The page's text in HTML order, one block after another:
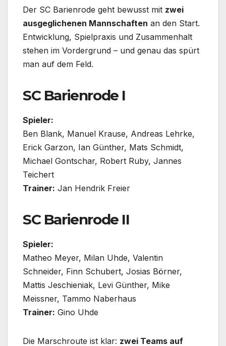
Der SC Barienrode geht bewusst mit zwei
ausgeglichenen Mannschaften an den Start.
Entwicklung, Spielpraxis und Zusammenhalt
stehen im Vordergrund – und genau das spürt
man auf dem Feld.
SC Barienrode I
Spieler:
Ben Blank, Manuel Krause, Andreas Lehrke,
Erick Garzon, Ian Günther, Mats Schmidt,
Michael Gontschar, Robert Ruby, Jannes
Teichert
Trainer: Jan Hendrik Freier
SC Barienrode II
Spieler:
Matheo Meyer, Milan Uhde, Valentin
Schneider, Finn Schubert, Josias Börner,
Mattis Jeschieniak, Levi Günther, Mike
Meissner, Tammo Naberhaus
Trainer: Gino Uhde
Die Marschroute ist klar: zwei Teams auf